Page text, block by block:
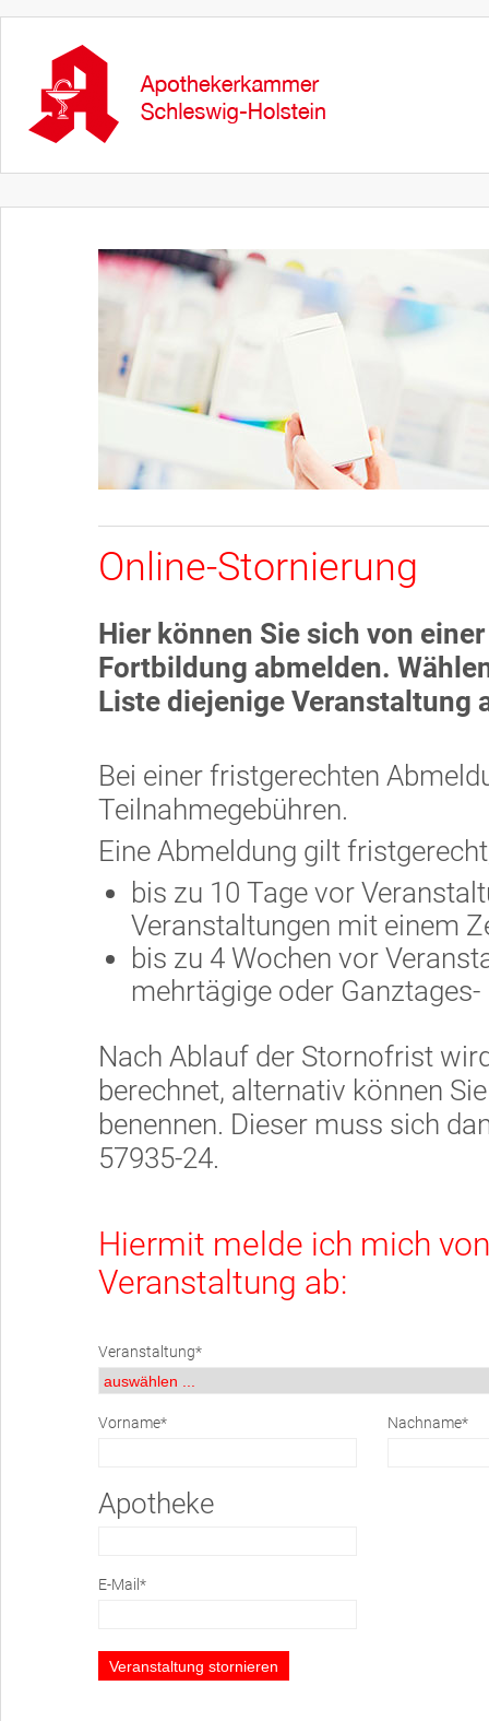
Online-Stornierung
Hier können Sie sich von
Fortbildung abmelden.
Liste diejenige Veranstaltung
Bei einer fristgerechten
Teilnahmegebühren.
Eine Abmeldung gilt
bis zu 10 Tage vor
Veranstaltungen mit einem
bis zu 4 Wochen vor
mehrtägige oder
Nach Ablauf der Stornofrist
berechnet, alternativ können
benennen. Dieser muss sich
57935-24.
Hiermit melde ich mich
Veranstaltung ab:
Veranstaltung*
Vorname* Nachname*
Apotheke
E-Mail*